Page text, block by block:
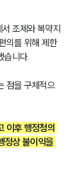
조제와 복약지
의를 위해 제한
습니다.
점을 구체적으
이후 행정청의
정상 불이익을